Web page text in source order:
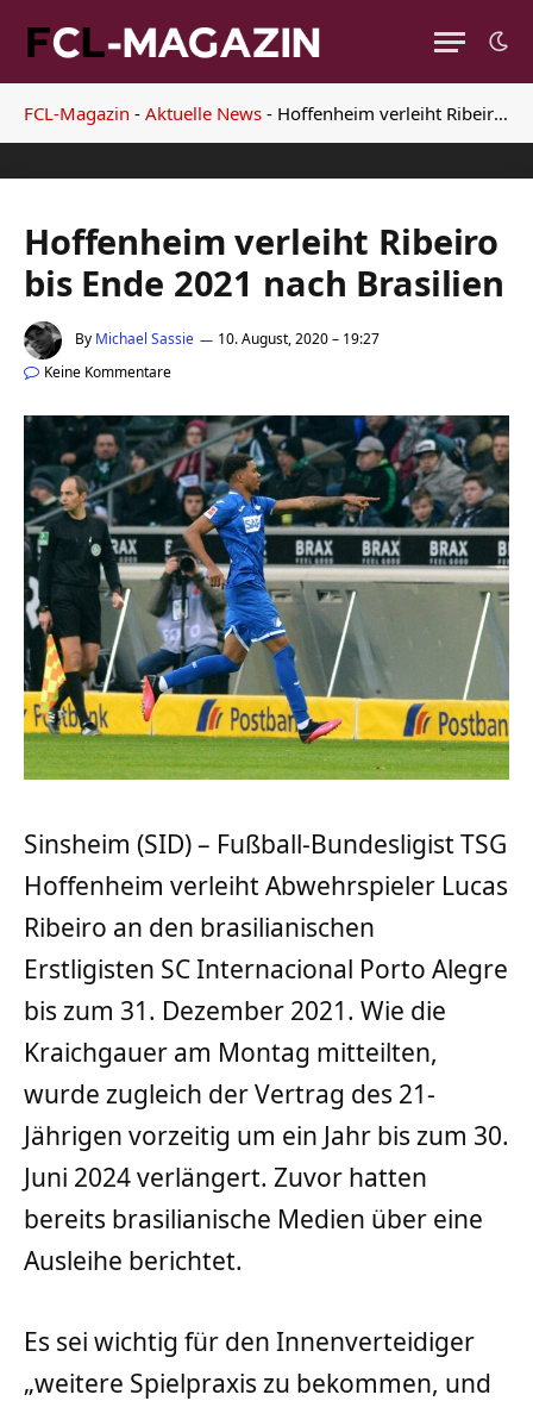
FCL-Magazin - Aktuelle News - Hoffenheim verleiht Ribeiro bis Ende 2021 nach Brasilien
Hoffenheim verleiht Ribeiro
bis Ende 2021 nach Brasilien
By Michael Sassie
10. August, 2020 – 19:27
Keine Kommentare
Sinsheim (SID) – Fußball-Bundesligist TSG
Hoffenheim verleiht Abwehrspieler Lucas
Ribeiro an den brasilianischen
Erstligisten SC Internacional Porto Alegre
bis zum 31. Dezember 2021. Wie die
Kraichgauer am Montag mitteilten,
wurde zugleich der Vertrag des 21-
Jährigen vorzeitig um ein Jahr bis zum 30.
Juni 2024 verlängert. Zuvor hatten
bereits brasilianische Medien über eine
Ausleihe berichtet.
Es sei wichtig für den Innenverteidiger
„weitere Spielpraxis zu bekommen, und